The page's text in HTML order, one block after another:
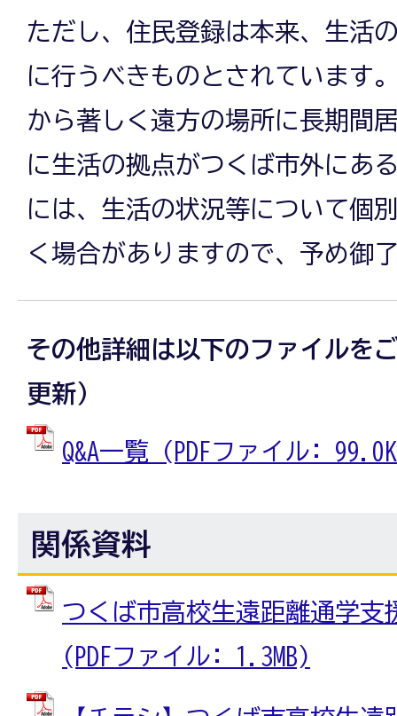
ただし、住民登録は本来、生活
に行うべきものとされています
から著しく遠方の場所に長期間
に生活の拠点がつくば市外にあ
には、生活の状況等について個
く場合がありますので、予め御
その他詳細は以下のファイルを
更新）
Q&A一覧 (PDFファイル:
関係資料
つくば市高校生遠距離通学支
(PDFファイル: 1.3MB)